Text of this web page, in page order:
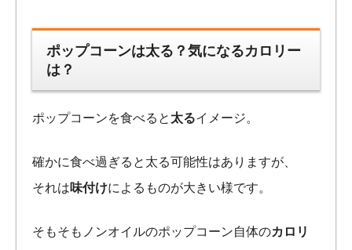
ポップコーンは太る？気になるカロリー
は？
ポップコーンを食べると 太るイメージ。
確かに食べ過ぎると太る可能性はありますが、
それは味付けによるものが大きい様です。
そもそもノンオイルのポップコーン自体のカロリ